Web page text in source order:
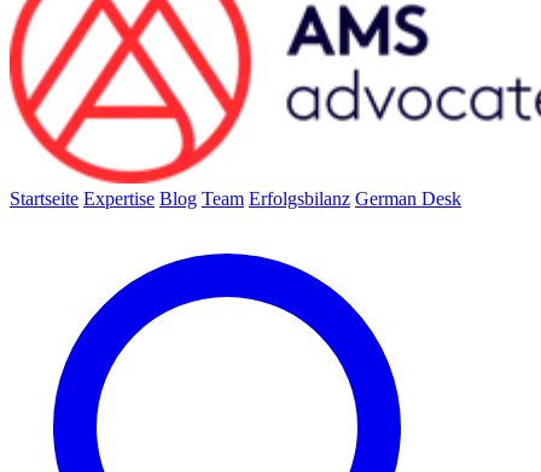
Startseite Expertise Blog Team Erfolgsbilanz German Desk